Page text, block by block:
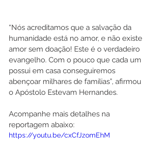
“Nós acreditamos que a salvação da
humanidade está no amor, e não existe
amor sem doação! Este é o verdadeiro
evangelho. Com o pouco que cada um
possui em casa conseguiremos
abençoar milhares de famílias”, afirmou
o Apóstolo Estevam Hernandes.
Acompanhe mais detalhes na
reportagem abaixo:
https://youtu.be/cxCfJzomEhM